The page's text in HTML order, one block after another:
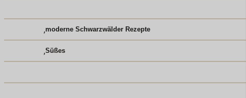
,moderne Schwarzwälder Rezepte
,Süßes